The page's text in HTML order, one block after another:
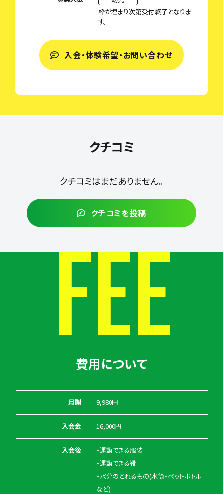
枠が埋まり次第受付終了となりま
す。
入会・体験希望・お問い合わせ
クチコミ
クチコミはまだありません。
クチコミを投稿
FEE
費用について
月謝 9,980円
入会金 16,000円
入会後
・運動できる服装
・運動できる靴
・水分のとれるもの(水筒・ペットボトル
など)